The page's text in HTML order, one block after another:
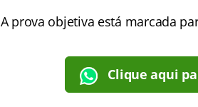
A prova objetiva está marcada
Clique aqui